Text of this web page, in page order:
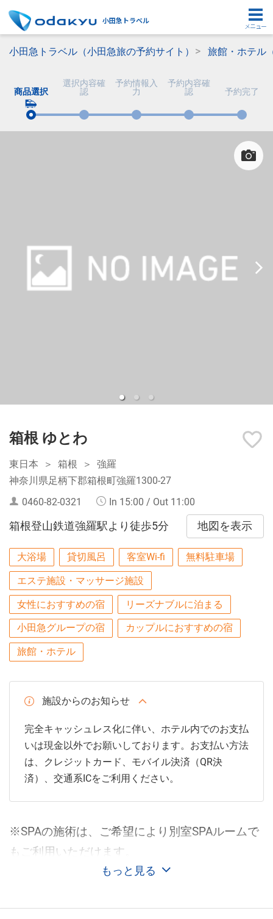
小田急トラベル
メニュー
小田急トラベル（小田急旅の予約サイト） 旅館・ホテル
商品選択
選択内容確
認
予約情報入
力
予約内容確
認
予約完了
箱根 ゆとわ
東日本 箱根
強羅
神奈川県足柄下郡箱根町強羅1300-27
0460-82-0321
In 15:00 / Out 11:00
箱根登山鉄道強羅駅より徒歩5分 地図を表示
大浴場 貸切風呂 客室Wi-fi 無料駐車場
エステ施設・マッサージ施設
女性におすすめの宿 リーズナブルに泊まる
小田急グループの宿 カップルにおすすめの宿
旅館・ホテル
施設からのお知らせ
完全キャッシュレス化に伴い、ホテル内でのお支払
いは現金以外でお願いしております。お支払い方法
は、クレジットカード、モバイル決済（QR決
済）、交通系ICをご利用ください。
もっと見る
※SPAの施術は、ご希望により別室SPAルームで
もご利用いただけます。